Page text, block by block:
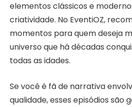
elementos clássicos e
criatividade. No EventiOZ,
momentos para quem deseja
universo que há décadas
todas as idades.
Se você é fã de narrativa
qualidade, esses episódios são